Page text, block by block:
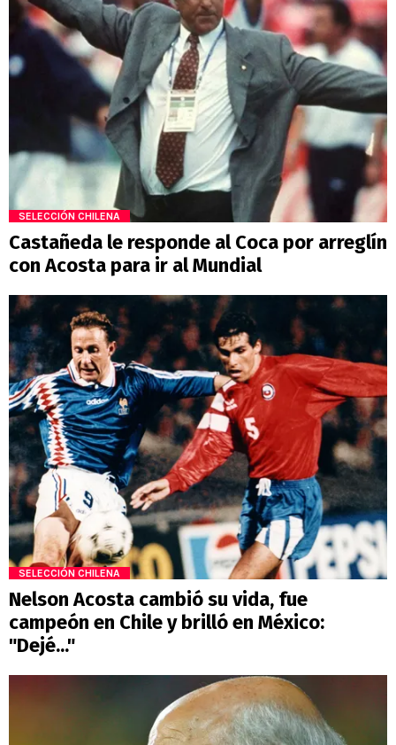
SELECCIÓN CHILENA
Castañeda le responde al Coca por arreglín
con Acosta para ir al Mundial
SELECCIÓN CHILENA
Nelson Acosta cambió su vida, fue
campeón en Chile y brilló en México:
"Dejé..."